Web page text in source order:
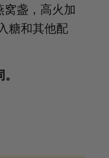
盏，高火加
糖和其他配